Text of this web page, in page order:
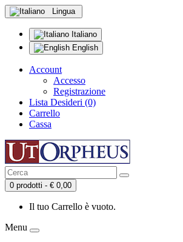
Lingua
Italiano
English
Account
Accesso
Registrazione
Lista Desideri (0)
Carrello
Cassa
0 prodotti - € 0,00
Il tuo Carrello è vuoto.
Menu